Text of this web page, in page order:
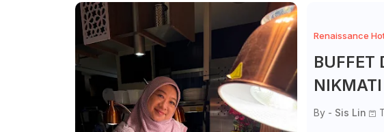
Renaissance
BUFFET
DINNER
By - Sis Lin